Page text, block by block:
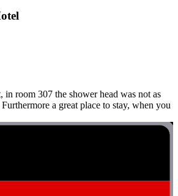
in room 307 the shower head was not as
a great place to stay, when you